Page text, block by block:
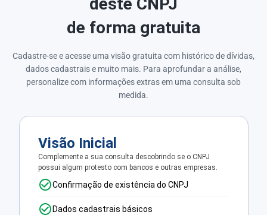
de forma gratuita
Cadastre-se e acesse uma visão gratuita com histórico de dívidas,
dados cadastrais e muito mais. Para aprofundar a análise,
personalize com informações extras em uma consulta sob
medida.
Visão Inicial
Complemente a sua consulta descobrindo se o CNPJ
possui algum protesto com bancos e outras empresas.
Confirmação de existência do CNPJ
Dados cadastrais básicos